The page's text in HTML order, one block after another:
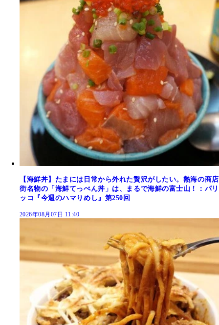
【海鮮丼】たまには日常から外れた贅沢がしたい。熱海の商店
街名物の「海鮮てっぺん丼」は、まるで海鮮の富士山！：パリ
ッコ『今週のハマりめし』第250回
2026年08月07日 11:40